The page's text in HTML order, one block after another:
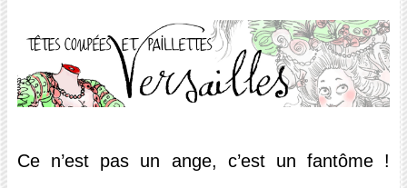
Ce n’est pas un ange, c’est un fantôme !